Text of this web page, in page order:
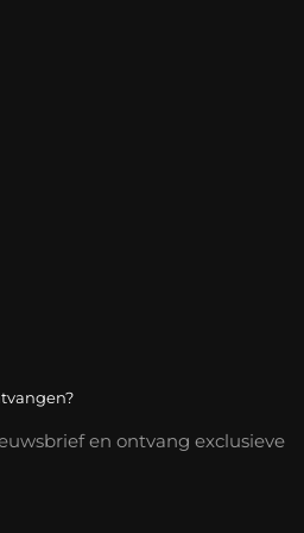
en ontvang exclusieve